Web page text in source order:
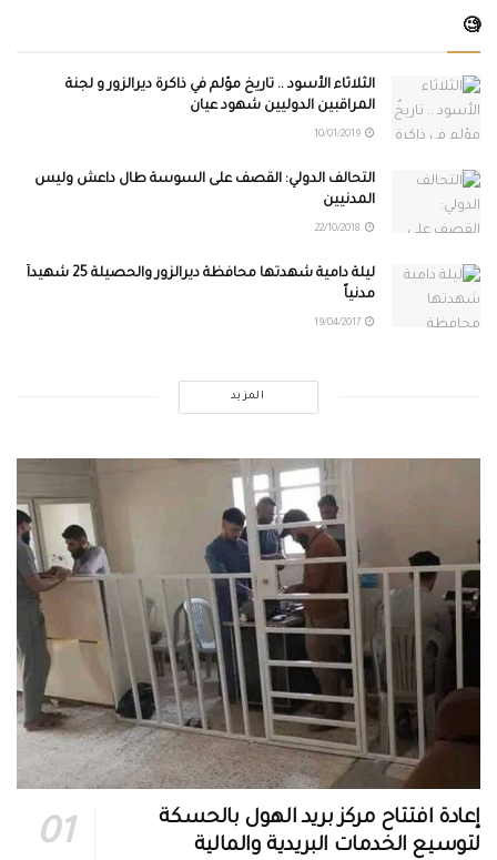
🧐
الثلاثاء الأسود .. تاريخٌ مؤلم في ذاكرة ديرالزور و لجنة
المراقبين الدوليين شهود عيان
التحالف الدولي: القصف على السوسة طال داعش وليس
المدنيين
ليلة دامية شهدتها محافظة ديرالزور والحصيلة 25 شهيداً
مدنياً
المزيد
إعادة افتتاح مركز بريد الهول بالحسكة
لتوسيع الخدمات البريدية والمالية